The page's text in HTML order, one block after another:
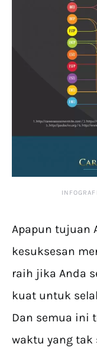
Apapun tujuan
kesuksesan
raih jika Anda
kuat untuk
Dan semua ini
waktu yang tak